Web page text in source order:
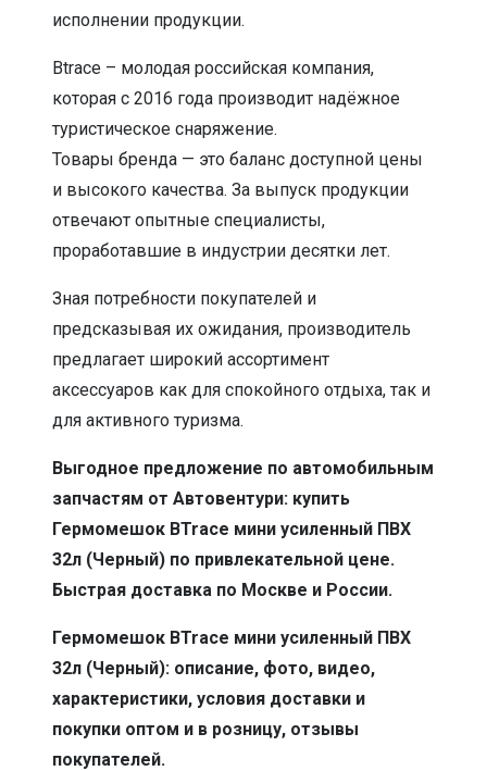
исполнении продукции.
Btrace – молодая российская компания,
которая с 2016 года производит надёжное
туристическое снаряжение.
Товары бренда — это баланс доступной цены
и высокого качества. За выпуск продукции
отвечают опытные специалисты,
проработавшие в индустрии десятки лет.
Зная потребности покупателей и
предсказывая их ожидания, производитель
предлагает широкий ассортимент
аксессуаров как для спокойного отдыха, так и
для активного туризма.
Выгодное предложение по автомобильным
запчастям от Автовентури: купить
Гермомешок BTrace мини усиленный ПВХ
32л (Черный) по привлекательной цене.
Быстрая доставка по Москве и России.
Гермомешок BTrace мини усиленный ПВХ
32л (Черный): описание, фото, видео,
характеристики, условия доставки и
покупки оптом и в розницу, отзывы
покупателей.